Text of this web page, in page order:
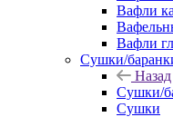
Вафли
Вафли
Сушки/
Назад
Сушки/
Сушки